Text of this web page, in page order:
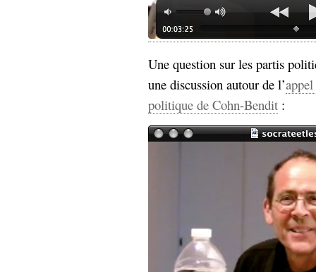
Une question sur les partis
une discussion autour de l’
politique de Cohn-Bendit :